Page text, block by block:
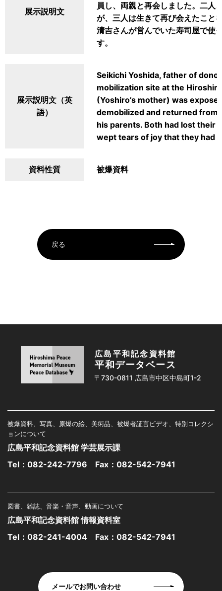
展示説明文
員し、両親と再会しました。二人
が、三人は生きて再び会えたこと
清吉さんが営んでいた寿司屋で使
す。
展示説明文（英
語）
Seikichi Yoshida, father of
mobilization site at the
(Yoshiro’s mother) was
demobilized and returned from
his parents. Both had lost their
wept tears of joy that they had
資料性質 被爆資料
戻る
広島平和記念資料館
平和データベース
〒730-0811 広島市中区中島町1-2
被爆資料、写真、原爆の絵、美術品、被爆者証言ビデオ、特別コレクシ
ョンについて
広島平和記念資料館 学芸展示課
Tel： 082-242-7796 Fax：082-542-7941
図書、雑誌、音楽・音声、動画について
広島平和記念資料館 情報資料室
Tel： 082-241-4004 Fax：082-542-7941
メールでお問い合わせ